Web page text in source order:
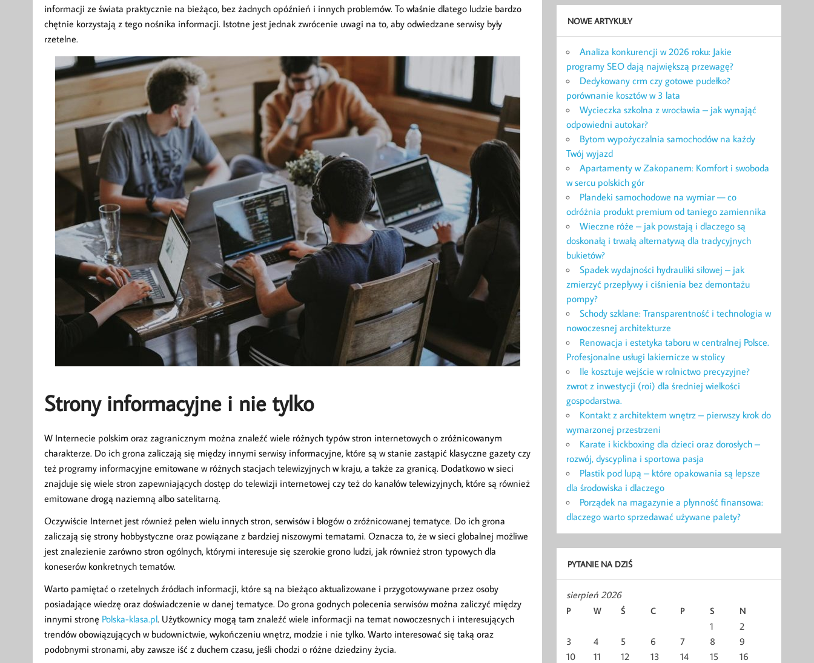
informacji ze świata praktycznie na bieżąco, bez żadnych opóźnień i innych problemów. To właśnie dlatego ludzie bardzo
chętnie korzystają z tego nośnika informacji. Istotne jest jednak zwrócenie uwagi na to, aby odwiedzane serwisy były
rzetelne.
Strony informacyjne i nie tylko
W Internecie polskim oraz zagranicznym można znaleźć wiele różnych typów stron internetowych o zróżnicowanym
charakterze. Do ich grona zaliczają się między innymi serwisy informacyjne, które są w stanie zastąpić klasyczne gazety czy
też programy informacyjne emitowane w różnych stacjach telewizyjnych w kraju, a także za granicą. Dodatkowo w sieci
znajduje się wiele stron zapewniających dostęp do telewizji internetowej czy też do kanałów telewizyjnych, które są również
emitowane drogą naziemną albo satelitarną.
Oczywiście Internet jest również pełen wielu innych stron, serwisów i blogów o zróżnicowanej tematyce. Do ich grona
zaliczają się strony hobbystyczne oraz powiązane z bardziej niszowymi tematami. Oznacza to, że w sieci globalnej możliwe
jest znalezienie zarówno stron ogólnych, którymi interesuje się szerokie grono ludzi, jak również stron typowych dla
koneserów konkretnych tematów.
Warto pamiętać o rzetelnych źródłach informacji, które są na bieżąco aktualizowane i przygotowywane przez osoby
posiadające wiedzę oraz doświadczenie w danej tematyce. Do grona godnych polecenia serwisów można zaliczyć między
innymi stronę Polska-klasa.pl. Użytkownicy mogą tam znaleźć wiele informacji na temat nowoczesnych i interesujących
trendów obowiązujących w budownictwie, wykończeniu wnętrz, modzie i nie tylko. Warto interesować się taką oraz
podobnymi stronami, aby zawsze iść z duchem czasu, jeśli chodzi o różne dziedziny życia.
NOWE ARTYKUŁY
Analiza konkurencji w 2026 roku: Jakie
programy SEO dają największą przewagę?
Dedykowany crm czy gotowe pudełko?
porównanie kosztów w 3 lata
Wycieczka szkolna z wrocławia – jak wynająć
odpowiedni autokar?
Bytom wypożyczalnia samochodów na każdy
Twój wyjazd
Apartamenty w Zakopanem: Komfort i swoboda
w sercu polskich gór
Plandeki samochodowe na wymiar — co
odróżnia produkt premium od taniego zamiennika
Wieczne róże – jak powstają i dlaczego są
doskonałą i trwałą alternatywą dla tradycyjnych
bukietów?
Spadek wydajności hydrauliki siłowej – jak
zmierzyć przepływy i ciśnienia bez demontażu
pompy?
Schody szklane: Transparentność i technologia w
nowoczesnej architekturze
Renowacja i estetyka taboru w centralnej Polsce.
Profesjonalne usługi lakiernicze w stolicy
Ile kosztuje wejście w rolnictwo precyzyjne?
zwrot z inwestycji (roi) dla średniej wielkości
gospodarstwa.
Kontakt z architektem wnętrz – pierwszy krok do
wymarzonej przestrzeni
Karate i kickboxing dla dzieci oraz dorosłych –
rozwój, dyscyplina i sportowa pasja
Plastik pod lupą – które opakowania są lepsze
dla środowiska i dlaczego
Porządek na magazynie a płynność finansowa:
dlaczego warto sprzedawać używane palety?
PYTANIE NA DZIŚ
sierpień 2026
P W Ś C P S N
1
2
3
4 5 6 7 8
9
10
11 12 13 14 15
16